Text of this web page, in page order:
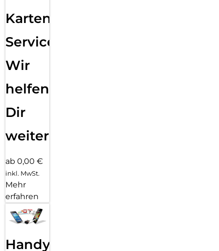
Karten
Service:
Wir
helfen
Dir
weiter
ab 0,00 €
inkl. MwSt.
Mehr
erfahren
Handy